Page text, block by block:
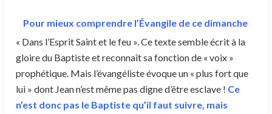
Pour mieux comprendre l’Évangile de ce dimanche
« Dans l’Esprit Saint et le feu ». Ce texte semble écrit à la
gloire du Baptiste et reconnaît sa fonction de « voix »
prophétique. Mais l’évangéliste évoque un « plus fort que
lui » dont Jean n’est même pas digne d’être esclave ! Ce
n’est donc pas le Baptiste qu’il faut suivre, mais